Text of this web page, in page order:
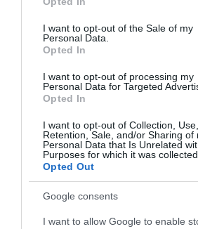
use your data for below specified
consent section.
I want to opt-out of the Sale of my
Personal Data.
Opted In
I want to opt-out of processing my
Personal Data for Targeted
Opted In
I want to opt-out of Collection, Use,
Retention, Sale, and/or Sharing of
Personal Data that Is Unrelated
Purposes for which it was collected.
Opted Out
Google consents
I want to allow Google to enable
Αλεξανδρούπολη: Χειροπέδες σε άνδρα
που επιδείκνυε τα γεννητικά του
σε ανήλικες στον Άβαντα
ΙΩΑΝΝΑ ΠΥΛΟΥΔΗ
06.08.2026 | 22:20
PODCASTS
Μπαλατσούκας pagenews.gr:«Η
πυροσβέστες όταν τους λέει
στήριξη»